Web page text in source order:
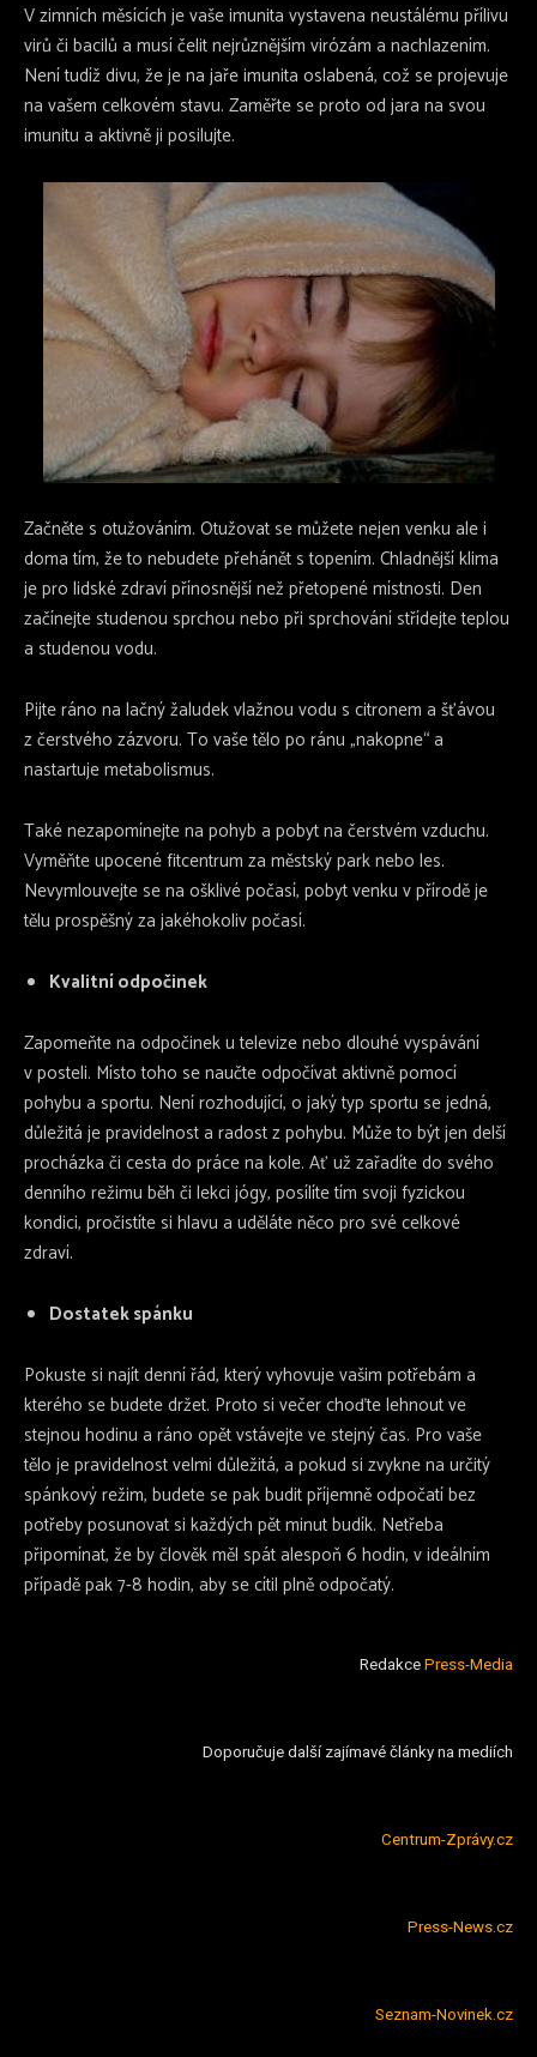
V zimních měsících je vaše imunita vystavena neustálému přílivu
virů či bacilů a musí čelit nejrůznějším virózám a nachlazením.
Není tudíž divu, že je na jaře imunita oslabená, což se projevuje
na vašem celkovém stavu. Zaměřte se proto od jara na svou
imunitu a aktivně ji posilujte.
Začněte s otužováním. Otužovat se můžete nejen venku ale i
doma tím, že to nebudete přehánět s topením. Chladnější klima
je pro lidské zdraví přínosnější než přetopené místnosti. Den
začínejte studenou sprchou nebo při sprchování střídejte teplou
a studenou vodu.
Pijte ráno na lačný žaludek vlažnou vodu s citronem a šťávou
z čerstvého zázvoru. To vaše tělo po ránu „nakopne“ a
nastartuje metabolismus.
Také nezapomínejte na pohyb a pobyt na čerstvém vzduchu.
Vyměňte upocené fitcentrum za městský park nebo les.
Nevymlouvejte se na ošklivé počasí, pobyt venku v přírodě je
tělu prospěšný za jakéhokoliv počasí.
Kvalitní odpočinek
Zapomeňte na odpočinek u televize nebo dlouhé vyspávání
v posteli. Místo toho se naučte odpočívat aktivně pomocí
pohybu a sportu. Není rozhodující, o jaký typ sportu se jedná,
důležitá je pravidelnost a radost z pohybu. Může to být jen delší
procházka či cesta do práce na kole. Ať už zařadíte do svého
denního režimu běh či lekci jógy, posílíte tím svoji fyzickou
kondici, pročistíte si hlavu a uděláte něco pro své celkové
zdraví.
Dostatek spánku
Pokuste si najít denní řád, který vyhovuje vašim potřebám a
kterého se budete držet. Proto si večer choďte lehnout ve
stejnou hodinu a ráno opět vstávejte ve stejný čas. Pro vaše
tělo je pravidelnost velmi důležitá, a pokud si zvykne na určitý
spánkový režim, budete se pak budit příjemně odpočatí bez
potřeby posunovat si každých pět minut budík. Netřeba
připomínat, že by člověk měl spát alespoň 6 hodin, v ideálním
případě pak 7-8 hodin, aby se cítil plně odpočatý.
Redakce Press-Media
Doporučuje další zajímavé články na mediích
Centrum-Zprávy.cz
Press-News.cz
Seznam-Novinek.cz